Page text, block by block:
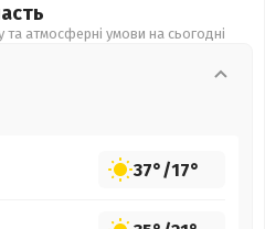
атмосферні умови на сьогодні
37°/17°